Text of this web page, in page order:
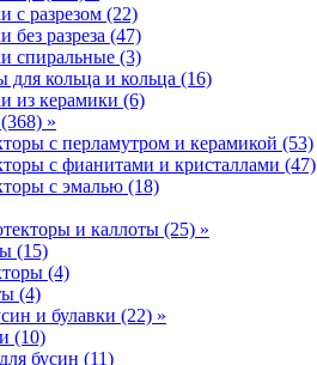
с разрезом (22)
без разреза (47)
спиральные (3)
для кольца и кольца (16)
из керамики (6)
»
с перламутром и керамикой (53)
с фианитами и кристаллами (47)
с эмалью (18)
и каллоты (25) »
(15)
(4)
(4)
и булавки (22) »
(10)
бусин (11)